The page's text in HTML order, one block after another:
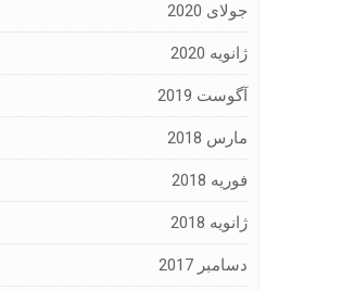
جولای 2020
ژانویه 2020
آگوست 2019
مارس 2018
فوریه 2018
ژانویه 2018
دسامبر 2017